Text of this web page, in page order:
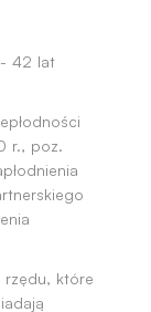
42 lat
r., poz.
rzędu, które